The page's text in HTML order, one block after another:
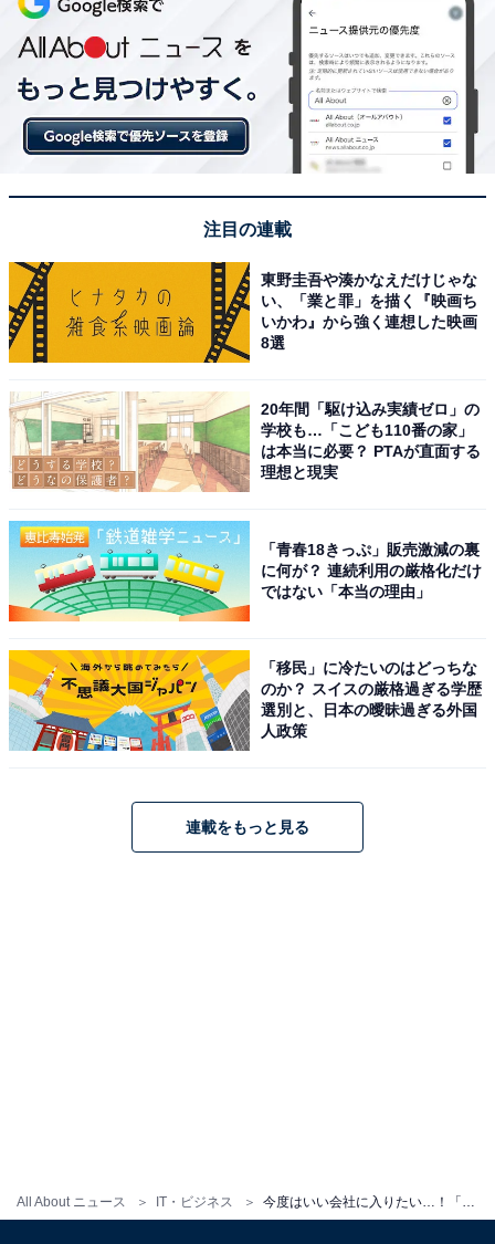
All About ニュース IT・ビジネス 今度はいい会社に入りたい…！「20代」初めての転職、転職理由1位・転職活動で失敗したこと1位は？
注目の連載
東野圭吾や湊かなえだけじゃな
い、「業と罪」を描く『映画ち
いかわ』から強く連想した映画
8選
20年間「駆け込み実績ゼロ」の
学校も…「こども110番の家」
は本当に必要？ PTAが直面する
理想と現実
「青春18きっぷ」販売激減の裏
に何が？ 連続利用の厳格化だけ
ではない「本当の理由」
「移民」に冷たいのはどっちな
のか？ スイスの厳格過ぎる学歴
選別と、日本の曖昧過ぎる外国
人政策
連載をもっと見る